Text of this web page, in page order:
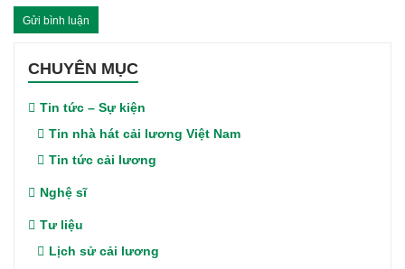
CHUYÊN MỤC
Tin tức – Sự kiện
Tin nhà hát cải lương Việt Nam
Tin tức cải lương
Nghệ sĩ
Tư liệu
Lịch sử cải lương